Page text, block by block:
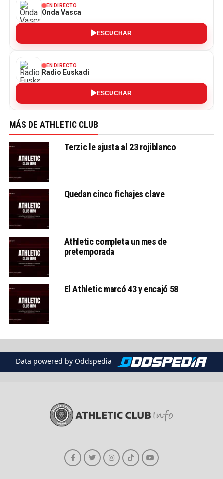
EN DIRECTO
Onda Vasca
ESCUCHAR
EN DIRECTO
Radio Euskadi
ESCUCHAR
MÁS DE ATHLETIC CLUB
Terzic le ajusta al 23 rojiblanco
Quedan cinco fichajes clave
Athletic completa un mes de
pretemporada
El Athletic marcó 43 y encajó 58
Data powered by Oddspedia